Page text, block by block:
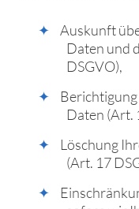
Auskunft
Daten und
DSGVO),
Daten (Art.
Löschung
(Art. 17